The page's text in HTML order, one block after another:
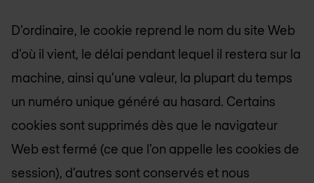
D’ordinaire, le cookie reprend le nom du site Web
d’où il vient, le délai pendant lequel il restera sur la
machine, ainsi qu’une valeur, la plupart du temps
un numéro unique généré au hasard. Certains
cookies sont supprimés dès que le navigateur
Web est fermé (ce que l’on appelle les cookies de
session), d’autres sont conservés et nous